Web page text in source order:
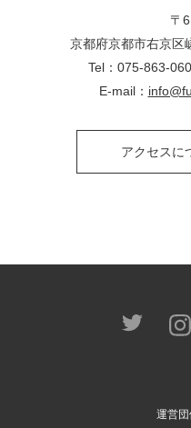
〒
京都府京都市右京区
Tel：075-863-
E-mail：
アクセスに
運営